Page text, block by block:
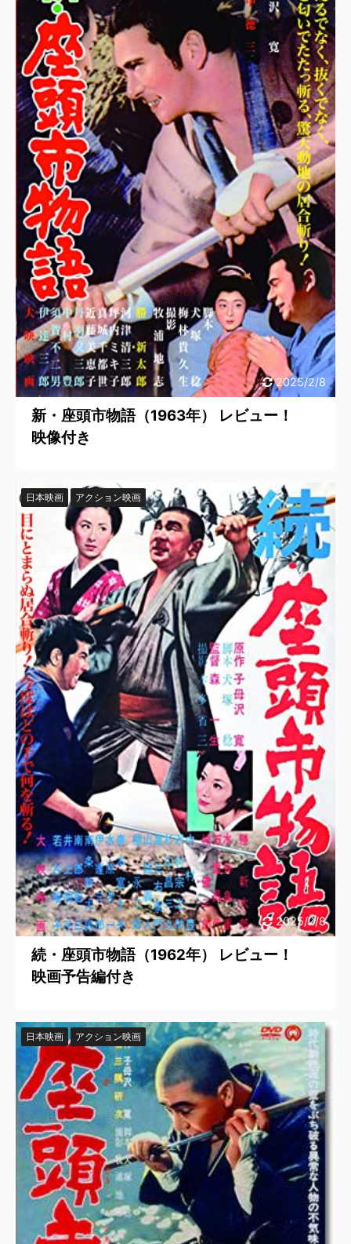
2025/2/8
新・座頭市物語（1963年） レビュー！
映像付き
2025/2/8
日本映画 アクション映画
続・座頭市物語（1962年） レビュー！
映画予告編付き
日本映画 アクション映画